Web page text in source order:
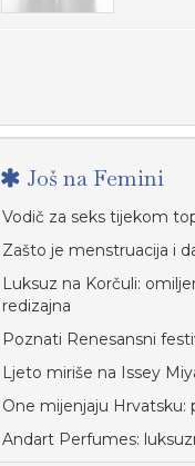
Još na Femini
Vodič za seks tijekom
Zašto je menstruacija i
Luksuz na Korčuli:
redizajna
Poznati Renesansni
Ljeto miriše na Issey
One mijenjaju Hrvatsku:
Andart Perfumes: